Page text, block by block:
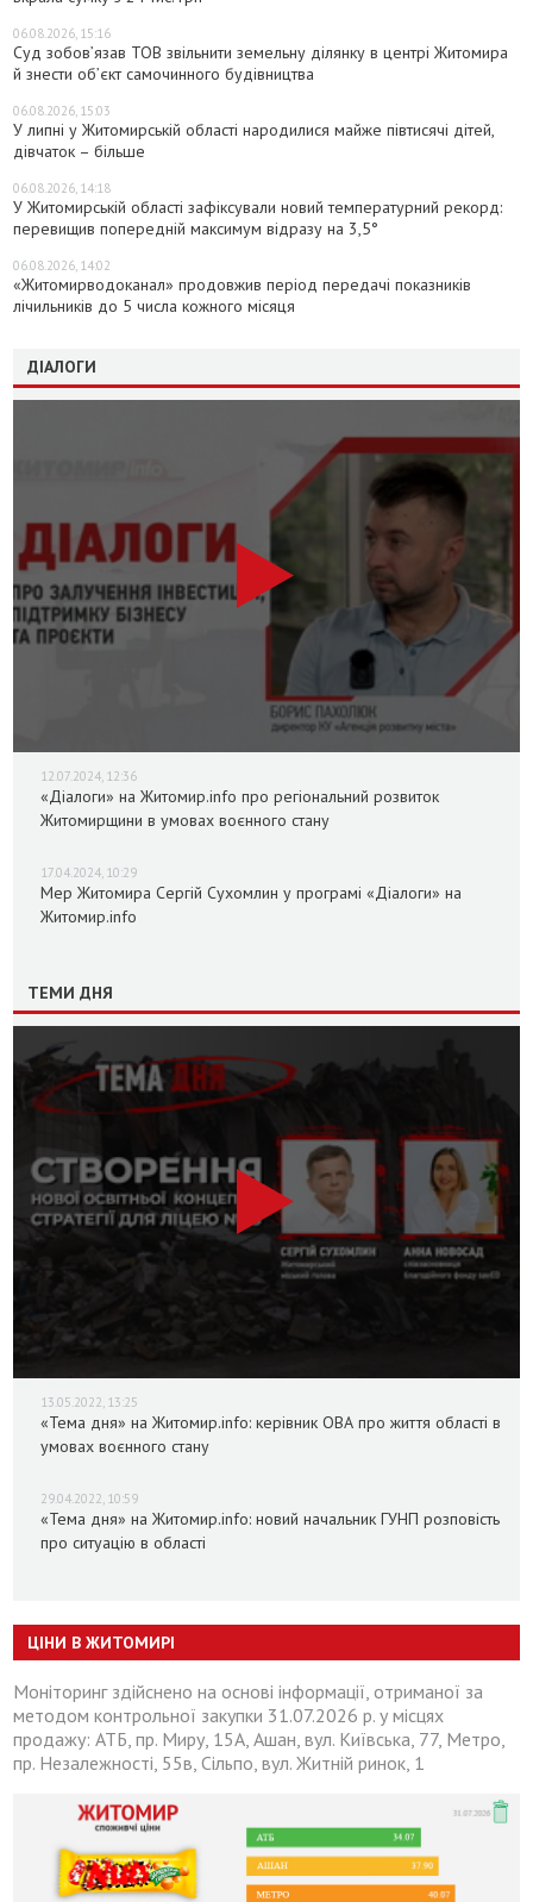
06.08.2026, 15:16
Суд зобов’язав ТОВ звільнити земельну ділянку в центрі Житомира
й знести об’єкт самочинного будівництва
06.08.2026, 15:03
У липні у Житомирській області народилися майже півтисячі дітей,
дівчаток – більше
06.08.2026, 14:18
У Житомирській області зафіксували новий температурний рекорд:
перевищив попередній максимум відразу на 3,5°
06.08.2026, 14:02
«Житомирводоканал» продовжив період передачі показників
лічильників до 5 числа кожного місяця
ДІАЛОГИ
12.07.2024, 12:36
«Діалоги» на Житомир.info про регіональний розвиток
Житомирщини в умовах воєнного стану
17.04.2024, 10:29
Мер Житомира Сергій Сухомлин у програмі «Діалоги» на
Житомир.info
ТЕМИ ДНЯ
13.05.2022, 13:25
«Тема дня» на Житомир.info: керівник ОВА про життя області в
умовах воєнного стану
29.04.2022, 10:59
«Тема дня» на Житомир.info: новий начальник ГУНП розповість
про ситуацію в області
ЦІНИ В ЖИТОМИРІ
Моніторинг здійснено на основі інформації, отриманої за
методом контрольної закупки 31.07.2026 р. у місцях
продажу: АТБ, пр. Миру, 15А, Ашан, вул. Київська, 77, Метро,
пр. Незалежності, 55в, Сільпо, вул. Житній ринок, 1